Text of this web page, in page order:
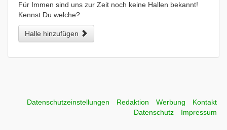
Für Immen sind uns zur Zeit noch keine Hallen bekannt!
Kennst Du welche?
Halle hinzufügen
Datenschutzeinstellungen Redaktion Werbung
Kontakt
Datenschutz
Impressum